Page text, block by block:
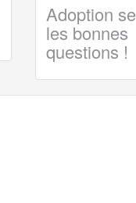
Adoption
les bonnes
questions !